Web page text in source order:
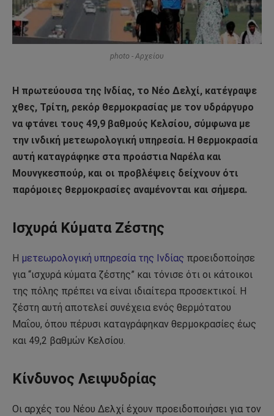
photo - Αρχείου
Η πρωτεύουσα της Ινδίας, το Νέο Δελχί, κατέγραψε
χθες, Τρίτη, ρεκόρ θερμοκρασίας με τον υδράργυρο
να φτάνει τους 49,9 βαθμούς Κελσίου, σύμφωνα με
την ινδική μετεωρολογική υπηρεσία. Η θερμοκρασία
αυτή καταγράφηκε στα προάστια Ναρέλα και
Μουνγκεσπούρ, και οι προβλέψεις δείχνουν ότι
παρόμοιες θερμοκρασίες αναμένονται και σήμερα.
Ισχυρά Κύματα Ζέστης
Η μετεωρολογική υπηρεσία της Ινδίας προειδοποίησε
για “ισχυρά κύματα ζέστης” και τόνισε ότι οι κάτοικοι
της πόλης πρέπει να είναι ιδιαίτερα προσεκτικοί. Η
ζέστη αυτή αποτελεί συνέχεια ενός θερμότατου
Μαΐου, όπου πέρυσι καταγράφηκαν θερμοκρασίες έως
και 49,2 βαθμών Κελσίου.
Κίνδυνος Λειψυδρίας
Οι αρχές του Νέου Δελχί έχουν προειδοποιήσει για τον